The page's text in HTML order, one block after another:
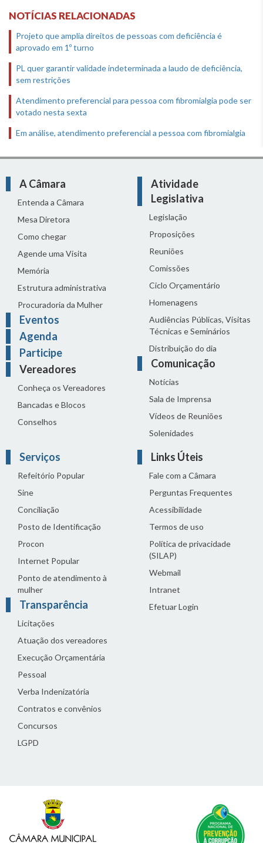
NOTÍCIAS RELACIONADAS
Projeto que amplia direitos de pessoas com deficiência é
aprovado em 1º turno
PL quer garantir validade indeterminada a laudo de deficiência,
sem restrições
Atendimento preferencial para pessoa com fibromialgia pode ser
votado nesta sexta
Em análise, atendimento preferencial a pessoa com fibromialgia
A Câmara
Entenda a Câmara
Mesa Diretora
Como chegar
Agende uma Visita
Memória
Estrutura administrativa
Procuradoria da Mulher
Eventos
Agenda
Participe
Vereadores
Conheça os Vereadores
Bancadas e Blocos
Conselhos
Atividade
Legislativa
Legislação
Proposições
Reuniões
Comissões
Ciclo Orçamentário
Homenagens
Audiências Públicas, Visitas
Técnicas e Seminários
Distribuição do dia
Comunicação
Notícias
Sala de Imprensa
Vídeos de Reuniões
Solenidades
Serviços
Refeitório Popular
Sine
Conciliação
Posto de Identificação
Procon
Internet Popular
Ponto de atendimento à
mulher
Transparência
Licitações
Atuação dos vereadores
Execução Orçamentária
Pessoal
Verba Indenizatória
Contratos e convênios
Concursos
LGPD
Links Úteis
Fale com a Câmara
Perguntas Frequentes
Acessibilidade
Termos de uso
Política de privacidade
(SILAP)
Webmail
Intranet
Efetuar Login